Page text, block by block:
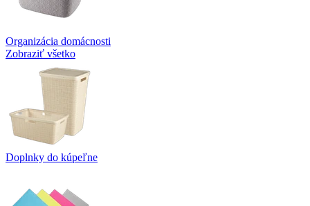
Organizácia domácnosti
Zobraziť všetko
Doplnky do kúpeľne